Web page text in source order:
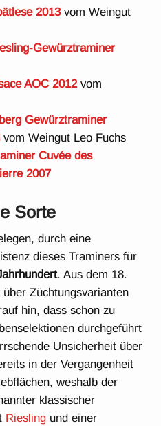
2013vom Weingut
Gewürztraminer
AOC 2012vom
Gewürztraminer
vom Weingut Leo Fuchs
Cuvée des
2007
Sorte
durch eine
dieses Traminers für
. Aus dem 18.
Züchtungsvarianten
hin, dass schon zu
durchgeführt
Unsicherheit über
in der Vergangenheit
weshalb der
klassischer
Riesling und einer